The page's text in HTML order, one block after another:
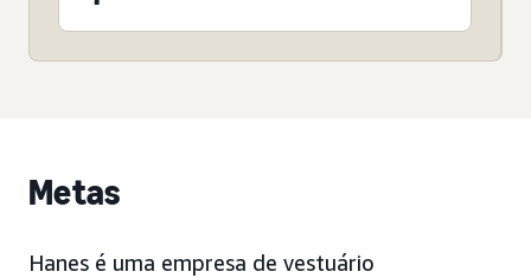
Metas
Hanes é uma empresa de vestuário